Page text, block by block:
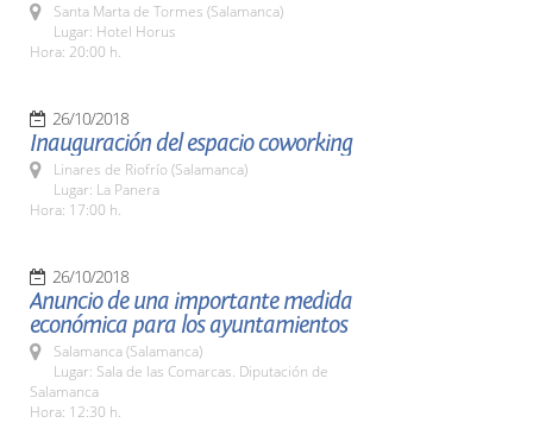
Santa Marta de Tormes (Salamanca)
Lugar: Hotel Horus
Hora: 20:00 h.
26/10/2018
Inauguración del espacio coworking
Linares de Riofrío (Salamanca)
Lugar: La Panera
Hora: 17:00 h.
26/10/2018
Anuncio de una importante medida
económica para los ayuntamientos
Salamanca (Salamanca)
Lugar: Sala de las Comarcas. Diputación de
Salamanca
Hora: 12:30 h.